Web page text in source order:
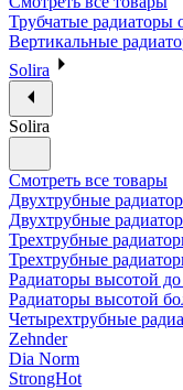
Трубчатые радиаторы
Вертикальные
Solira
Solira
Смотреть все товары
Двухтрубные
Двухтрубные
Трехтрубные
Трехтрубные
Радиаторы высотой
Радиаторы высотой
Четырехтрубные
Zehnder
Dia Norm
StrongHot